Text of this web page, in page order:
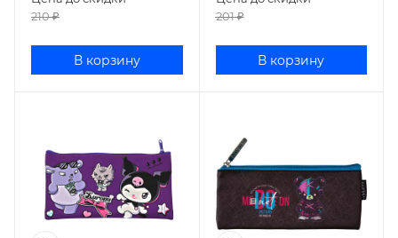
210₽
В корзину
201₽
В корзину